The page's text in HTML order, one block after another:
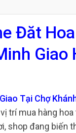
Đăt
Giao
Tại Chợ
trí mua hàng
shop đang biến